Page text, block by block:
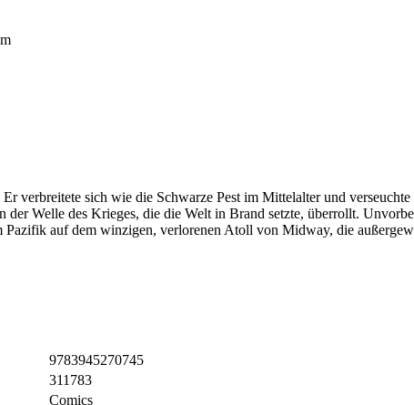
verbreitete sich wie die Schwarze Pest im Mittelalter und
der Welle des Krieges, die die Welt in Brand setzte, überrollt.
Pazifik auf dem winzigen, verlorenen Atoll von Midway, die
9783945270745
311783
Comics